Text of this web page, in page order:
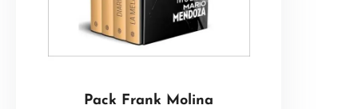
Pack Frank Molina